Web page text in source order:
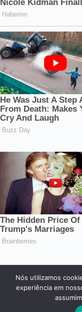
© 2026 Central dos
Nós utilizamos
experiência em